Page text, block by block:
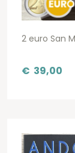
2 euro San
€ 39,00